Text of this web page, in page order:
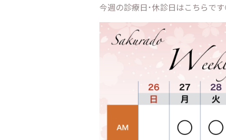
今週の診療日･休診日はこちらで